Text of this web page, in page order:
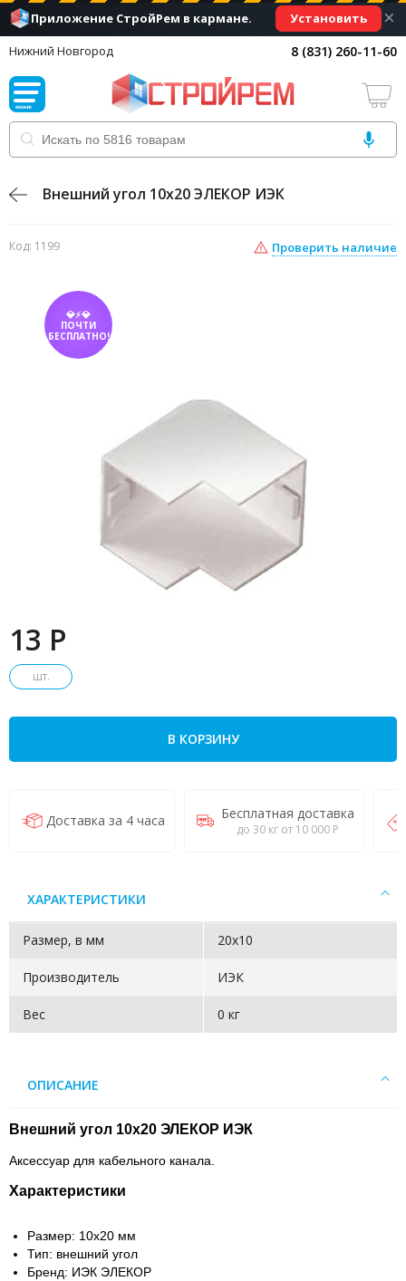
Приложение СтройРем в кармане. Установить ×
Нижний Новгород 8 (831) 260-11-60
Внешний угол 10x20 ЭЛЕКОР ИЭК
Код: 1199 Проверить наличие
💎⚡💎
ПОЧТИ
БЕСПЛАТНО!
13 P
шт.
В КОРЗИНУ
Доставка за 4 часа Бесплатная доставка
до 30 кг от 10 000 Р
ХАРАКТЕРИСТИКИ
Размер, в мм 20х10
Производитель ИЭК
Вес 0 кг
ОПИСАНИЕ
Внешний угол 10x20 ЭЛЕКОР ИЭК
Аксессуар для кабельного канала.
Характеристики
Размер: 10х20 мм
Тип: внешний угол
Бренд: ИЭК ЭЛЕКОР